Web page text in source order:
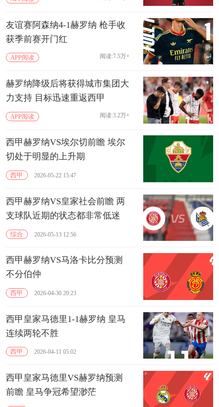
友谊赛阿森纳4-1赫罗纳 枪手收
获季前赛开门红
APP阅读 阅读:7.5万+
赫罗纳降级后将获得城市集团大
力支持 目标迅速重返西甲
APP阅读 阅读:3.2万+
西甲赫罗纳VS埃尔切前瞻 埃尔
切处于明显的上升期
西甲 2026-05-22 15:47
西甲赫罗纳VS皇家社会前瞻 两
支球队近期的状态都非常低迷
综合 2026-05-13 12:56
西甲赫罗纳VS马洛卡比分预测
不分伯仲
西甲 2026-04-30 20:23
西甲皇家马德里1-1赫罗纳 皇马
连续两轮不胜
西甲 2026-04-11 05:02
西甲皇家马德里VS赫罗纳预测
前瞻 皇马争冠希望渺茫